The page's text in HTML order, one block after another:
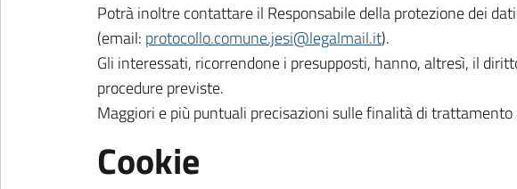
Potrà inoltre contattare il Responsabile della protezione dei
(email: protocollo.comune.jesi@legalmail.it).
Gli interessati, ricorrendone i presupposti, hanno, altresì, il
procedure previste.
Maggiori e più puntuali precisazioni sulle finalità di
Cookie